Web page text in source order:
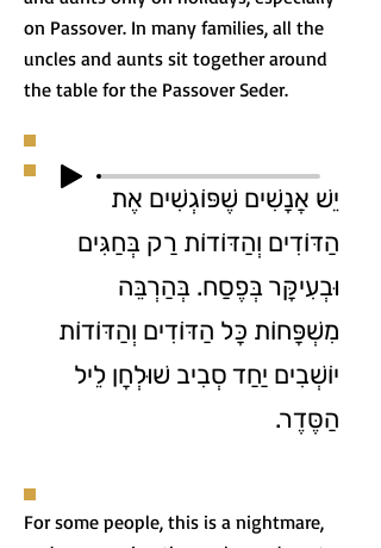
on Passover. In many families, all the
uncles and aunts sit together around
the table for the Passover Seder.
יֵשׁ אֲנָשִׁים שֶׁפּוֹגְשִׁים אֶת
הַדּוֹדִים וְהַדּוֹדוֹת רַק בְּחַגִּים
וּבְעִיקָּר בְּפֶסַח. בְּהַרְבֵּה
מִשְׁפָּחוֹת כָּל הַדּוֹדִים וְהַדּוֹדוֹת
יוֹשְׁבִים יַחַד סְבִיב שׁוּלְחָן לֵיל
הַסֶּדֶר.
For some people, this is a nightmare,